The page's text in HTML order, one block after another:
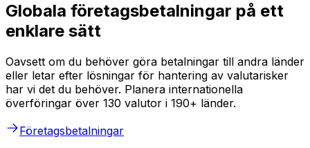
Globala företagsbetalningar på ett
enklare sätt
Oavsett om du behöver göra betalningar till andra länder
eller letar efter lösningar för hantering av valutarisker
har vi det du behöver. Planera internationella
överföringar över 130 valutor i 190+ länder.
Företagsbetalningar